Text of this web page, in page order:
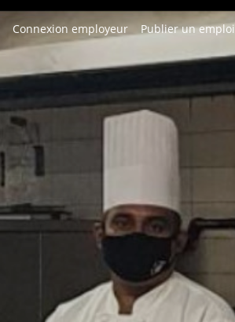
Connexion employeur Publier un emploi